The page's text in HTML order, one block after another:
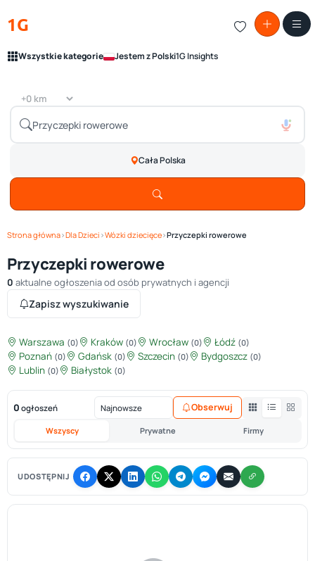
1G
Wszystkie kategorie Jestem z Polski1G Insights
Cała Polska
Strona główna›Dla Dzieci ›Wózki dziecięce›Przyczepki rowerowe
Przyczepki rowerowe
0 aktualne ogłoszenia od osób prywatnych i agencji
Zapisz wyszukiwanie
Warszawa (0) Kraków (0) Wrocław (0) Łódź (0)
Poznań (0) Gdańsk (0) Szczecin (0) Bydgoszcz (0)
Lublin (0) Białystok (0)
0 ogłoszeń
Wszyscy Prywatne Firmy
Obserwuj
UDOSTĘPNIJ